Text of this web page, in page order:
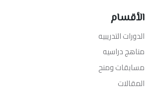
الأقسام
الدورات التدريبيه
مناهج دراسيه
مسابقات ومنح
المقالات